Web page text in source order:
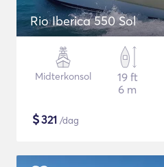
Rio Iberica 550 Sol
Midterkonsol
19 ft
6 m
$321 /dag